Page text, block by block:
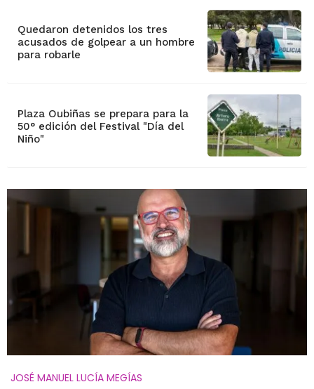
Quedaron detenidos los tres
acusados de golpear a un hombre
para robarle
Plaza Oubiñas se prepara para la
50° edición del Festival "Día del
Niño"
JOSÉ MANUEL LUCÍA MEGÍAS